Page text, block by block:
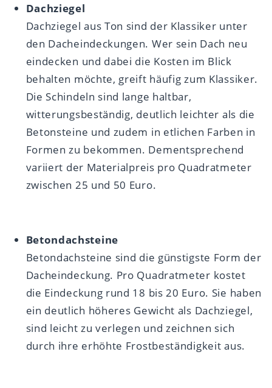
Dachziegel
Dachziegel aus Ton sind der Klassiker unter
den Dacheindeckungen. Wer sein Dach neu
eindecken und dabei die Kosten im Blick
behalten möchte, greift häufig zum Klassiker.
Die Schindeln sind lange haltbar,
witterungsbeständig, deutlich leichter als die
Betonsteine und zudem in etlichen Farben in
Formen zu bekommen. Dementsprechend
variiert der Materialpreis pro Quadratmeter
zwischen 25 und 50 Euro.
Betondachsteine
Betondachsteine sind die günstigste Form der
Dacheindeckung. Pro Quadratmeter kostet
die Eindeckung rund 18 bis 20 Euro. Sie haben
ein deutlich höheres Gewicht als Dachziegel,
sind leicht zu verlegen und zeichnen sich
durch ihre erhöhte Frostbeständigkeit aus.